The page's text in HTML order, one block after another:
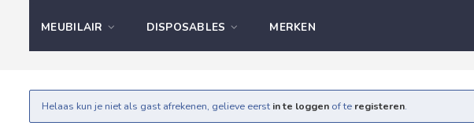
MEUBILAIR DISPOSABLES MERKEN
Helaas kun je niet als gast afrekenen, gelieve eerst in te loggen of te registeren.